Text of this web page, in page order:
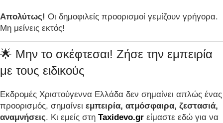
Απολύτως! Οι δημοφιλείς προορισμοί γεμίζουν γρήγορα.
Μη μείνεις εκτός!
🌟 Μην το σκέφτεσαι! Ζήσε την εμπειρία
με τους ειδικούς
Εκδρομές Χριστούγεννα Ελλάδα δεν σημαίνει απλώς ένας
προορισμός, σημαίνει εμπειρία, ατμόσφαιρα, ζεστασιά,
αναμνήσεις. Κι εμείς στη Taxidevo.gr είμαστε εδώ για να